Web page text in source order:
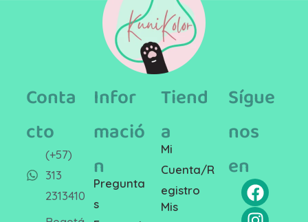
Conta
cto
(+57)
313
2313410
Infor
mació
n
Pregunta
s
Tiend
a
Mi
Cuenta/R
egistro
Mis
Sígue
nos
en